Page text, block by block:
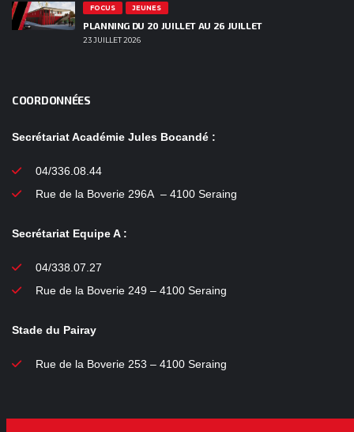
FOCUS JEUNES
PLANNING DU 20 JUILLET AU 26 JUILLET
23 JUILLET 2026
COORDONNÉES
Secrétariat Académie Jules Bocandé :
04/336.08.44
Rue de la Boverie 296A – 4100 Seraing
Secrétariat Equipe A :
04/338.07.27
Rue de la Boverie 249 – 4100 Seraing
Stade du Pairay
Rue de la Boverie 253 – 4100 Seraing